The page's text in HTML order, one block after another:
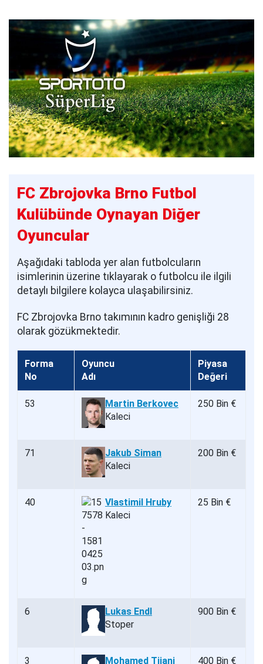
FC Zbrojovka Brno Futbol
Kulübünde Oynayan Diğer
Oyuncular
Aşağıdaki tabloda yer alan futbolcuların
isimlerinin üzerine tıklayarak o futbolcu ile ilgili
detaylı bilgilere kolayca ulaşabilirsiniz.
FC Zbrojovka Brno takımının kadro genişliği 28
olarak gözükmektedir.
Forma
No
Oyuncu
Adı
Piyasa
Değeri
53
Martin Berkovec
Kaleci
250 Bin €
71
Jakub Siman
Kaleci
200 Bin €
40
Vlastimil Hruby
Kaleci
25 Bin €
6
Lukas Endl
Stoper
900 Bin €
3 Mohamed Tijani 400 Bin €